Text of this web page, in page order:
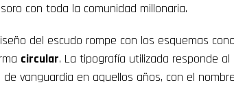
con toda la comunidad millonaria.
del escudo rompe con los esquemas
circular. La tipografía utilizada responde al
vanguardia en aquellos años, con el